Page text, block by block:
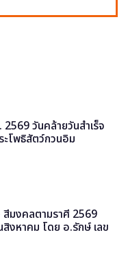
วันคล้ายวันสำเร็จ
โพธิสัตว์กวนอิม
สีมงคลตามราศี 2569
สิงหาคม โดย อ.รักษ์ เลข